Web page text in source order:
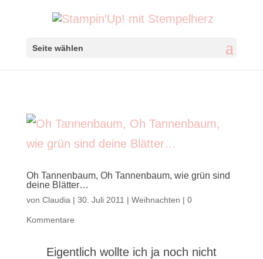
Seite wählen
Oh Tannenbaum, Oh Tannenbaum, wie grün sind
deine Blätter…
von Claudia | 30. Juli 2011 | Weihnachten | 0
Kommentare
Eigentlich wollte ich ja noch nicht